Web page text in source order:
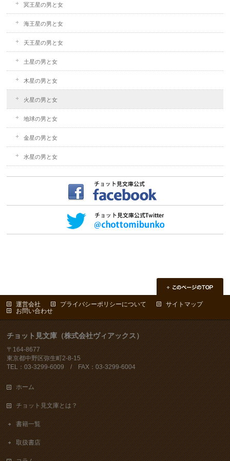
冥王星の男と女
海王星の男と女
天王星の男と女
土星の男と女
木星の男と女
火星の男と女
地球の男と女
金星の男と女
水星の男と女
運営会社 プライバシーポリシーについて
サイトマップ
お問い合わせ
チョット見文庫（株式会社ヴィアックス）
〒164-8677
東京都中野区弥生町2-8-15
TEL：03-3299-6009 / FAX：03-3299-6004
ホーム
チョット見文庫とは？
書籍一覧
取扱書店